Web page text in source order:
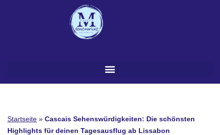
Startseite » Cascais Sehenswürdigkeiten: Die schönsten
Highlights für deinen Tagesausflug ab Lissabon